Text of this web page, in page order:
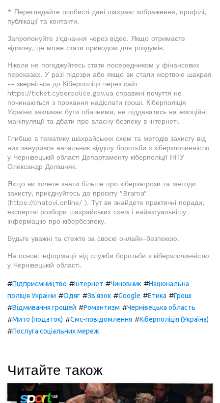
* Переглядайте особисті дані шахрая: зображення, профілі,
публікації та контакти.
Запропонуйте з'єднання через відео. Якщо отримаєте
відмову, це може стати приводом для роздумів.
Ніколи не погоджуйтесь стати посередником у фінансових
переказах! У разі підозри або якщо ви стали жертвою шахрая
-- зверніться до Кіберполіції через сайт
https://ticket.cyberpolice.gov.ua справжні почуття не
починаються з прохання надіслати гроші. Кіберполіція
України закликає бути обачними, не піддаватись на емоційні
маніпуляції та дбати про власну безпеку в інтернеті.
Глибше в тематику шахрайських схем та методів захисту від
них занурився начальник відділу боротьби з кіберзлочинністю
у Чернівецькій області Департаменту кіберполіції НПУ
Олександр Долішняк.
Якщо ви хочете знати більше про кіберзагрози та методи
захисту, приєднуйтесь до проєкту "Brama"
(https://chatovi.online/ ). Тут ви знайдете практичні поради,
експертні розбори шахрайських схем і найактуальнішу
інформацію про кібербезпеку.
Будьте уважні та стежте за своєю онлайн-безпекою!
На основі інформації від служби боротьби з кіберзлочинністю
у Чернівецькій області.
#Підприємництво #Інтернет #Чиновник #Національна
поліція України #Одяг #Зв'язок #Google #Етика #Гроші
#Відмивання грошей #Романтизм #Чернівецька область
#Мито (податок) #Смс-повідомлення #Кіберполіція (Україна)
#Послуга соціальних мереж
Читайте також